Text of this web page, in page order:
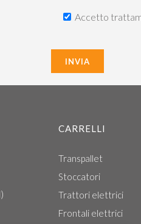
Accetto
CARRELLI
Transpallet
Stoccatori
Trattori elettrici
Frontali elettrici